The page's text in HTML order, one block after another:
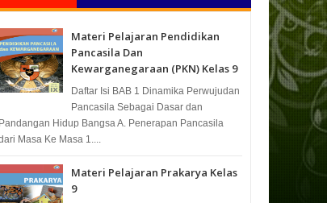
Materi Pelajaran Pendidikan
Pancasila Dan
Kewarganegaraan (PKN) Kelas 9
Daftar Isi BAB 1 Dinamika Perwujudan
Pancasila Sebagai Dasar dan
Pandangan Hidup Bangsa A. Penerapan Pancasila
Masa Ke Masa 1....
Materi Pelajaran Prakarya Kelas
9